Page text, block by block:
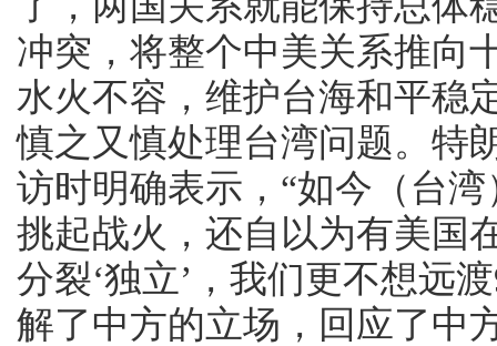
冲突，将整个中美关系推向
水火不容，维护台海和平稳
慎之又慎处理台湾问题。特
访时明确表示，“如今（台
挑起战火，还自以为有美国
分裂‘独立’，我们更不想远
解了中方的立场，回应了中